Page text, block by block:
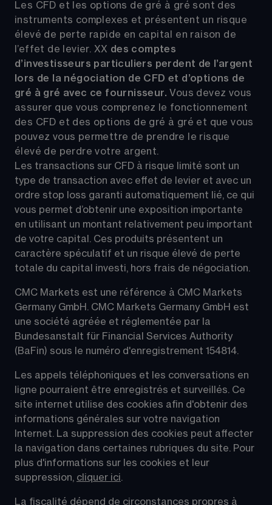
Les CFD et les options de gré à gré sont des
instruments complexes et présentent un risque
élevé de perte rapide en capital en raison de
l’effet de levier. XX des comptes
d’investisseurs particuliers perdent de l’argent
lors de la négociation de CFD et d’options de
gré à gré avec ce fournisseur. Vous devez vous
assurer que vous comprenez le fonctionnement
des CFD et des options de gré à gré et que vous
pouvez vous permettre de prendre le risque
élevé de perdre votre argent.
Les transactions sur CFD à risque limité sont un
type de transaction avec effet de levier et avec un
ordre stop loss garanti automatiquement lié, ce qui
vous permet d’obtenir une exposition importante
en utilisant un montant relativement peu important
de votre capital. Ces produits présentent un
caractère spéculatif et un risque élevé de perte
totale du capital investi, hors frais de négociation.
CMC Markets est une référence à CMC Markets
Germany GmbH. CMC Markets Germany GmbH est
une société agréée et réglementée par la
Bundesanstalt für Financial Services Authority
(BaFin) sous le numéro d'enregistrement 154814.
Les appels téléphoniques et les conversations en
ligne pourraient être enregistrés et surveillés. Ce
site internet utilise des cookies afin d'obtenir des
informations générales sur votre navigation
Internet. La suppression des cookies peut affecter
la navigation dans certaines rubriques du site. Pour
plus d'informations sur les cookies et leur
suppression, cliquer ici.
La fiscalité dépend de circonstances propres à